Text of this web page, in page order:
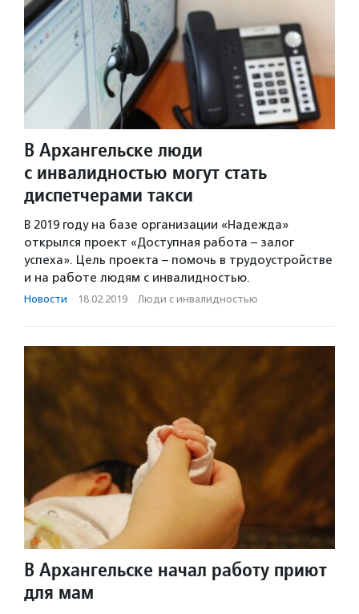
В Архангельске люди
с инвалидностью могут стать
диспетчерами такси
В 2019 году на базе организации «Надежда»
открылся проект «Доступная работа – залог
успеха». Цель проекта – помочь в трудоустройстве
и на работе людям с инвалидностью.
Новости · 18.02.2019 · Люди с инвалидностью
В Архангельске начал работу приют
для мам